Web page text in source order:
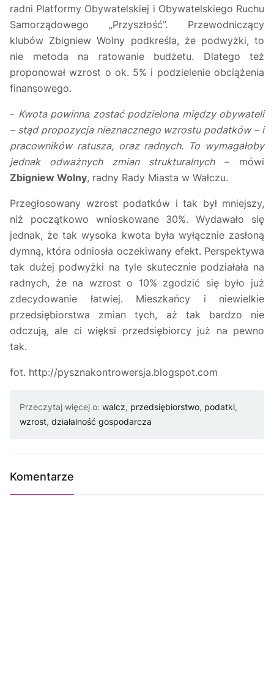
radni Platformy Obywatelskiej i Obywatelskiego Ruchu
Samorządowego „Przyszłość”. Przewodniczący
klubów Zbigniew Wolny podkreśla, że podwyżki, to
nie metoda na ratowanie budżetu. Dlatego też
proponował wzrost o ok. 5% i podzielenie obciążenia
finansowego.
- Kwota powinna zostać podzielona między obywateli
– stąd propozycja nieznacznego wzrostu podatków – i
pracowników ratusza, oraz radnych. To wymagałoby
jednak odważnych zmian strukturalnych– mówi
Zbigniew Wolny, radny Rady Miasta w Wałczu.
Przegłosowany wzrost podatków i tak był mniejszy,
niż początkowo wnioskowane 30%. Wydawało się
jednak, że tak wysoka kwota była wyłącznie zasłoną
dymną, która odniosła oczekiwany efekt. Perspektywa
tak dużej podwyżki na tyle skutecznie podziałała na
radnych, że na wzrost o 10% zgodzić się było już
zdecydowanie łatwiej. Mieszkańcy i niewielkie
przedsiębiorstwa zmian tych, aż tak bardzo nie
odczują, ale ci więksi przedsiębiorcy już na pewno
tak.
fot. http://pysznakontrowersja.blogspot.com
Przeczytaj więcej o: walcz, przedsiębiorstwo, podatki,
wzrost, działalność gospodarcza
Komentarze